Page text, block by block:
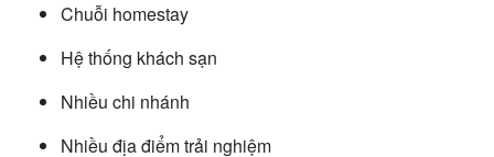
Chuỗi homestay
Hệ thống khách sạn
Nhiều chi nhánh
Nhiều địa điểm trải nghiệm